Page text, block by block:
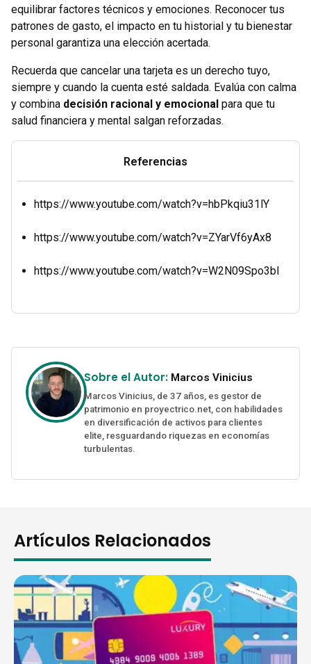
equilibrar factores técnicos y emociones. Reconocer tus
patrones de gasto, el impacto en tu historial y tu bienestar
personal garantiza una elección acertada.
Recuerda que cancelar una tarjeta es un derecho tuyo,
siempre y cuando la cuenta esté saldada. Evalúa con calma
y combina decisión racional y emocional para que tu
salud financiera y mental salgan reforzadas.
Referencias
https://www.youtube.com/watch?v=hbPkqiu31lY
https://www.youtube.com/watch?v=ZYarVf6yAx8
https://www.youtube.com/watch?v=W2N09Spo3bI
Sobre el Autor: Marcos Vinicius
Marcos Vinicius, de 37 años, es gestor de
patrimonio en proyectrico.net, con habilidades
en diversificación de activos para clientes
elite, resguardando riquezas en economías
turbulentas.
Artículos Relacionados